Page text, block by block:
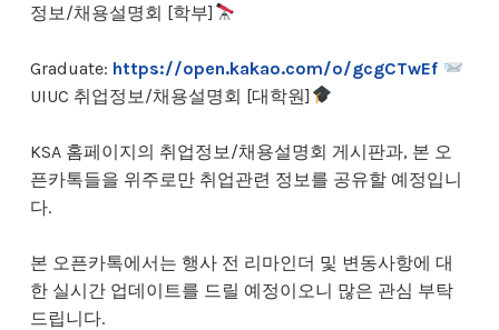
정보/채용설명회 [학부]
Graduate: https://open.kakao.com/o/gcgCTwEf
UIUC 취업정보/채용설명회 [대학원]
KSA 홈페이지의 취업정보/채용설명회 게시판과, 본 오
픈카톡들을 위주로만 취업관련 정보를 공유할 예정입니
다.
본 오픈카톡에서는 행사 전 리마인더 및 변동사항에 대
한 실시간 업데이트를 드릴 예정이오니 많은 관심 부탁
드립니다.